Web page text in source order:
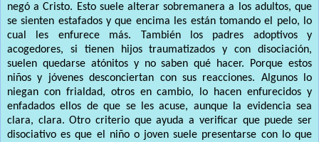
negó a Cristo. Esto suele alterar sobremanera a los adultos, que
se sienten estafados y que encima les están tomando el pelo, lo
cual les enfurece más. También los padres adoptivos y
acogedores, si tienen hijos traumatizados y con disociación,
suelen quedarse atónitos y no saben qué hacer. Porque estos
niños y jóvenes desconciertan con sus reacciones. Algunos lo
niegan con frialdad, otros en cambio, lo hacen enfurecidos y
enfadados ellos de que se les acuse, aunque la evidencia sea
clara, clara. Otro criterio que ayuda a verificar que puede ser
disociativo es que el niño o joven suele presentarse con lo que